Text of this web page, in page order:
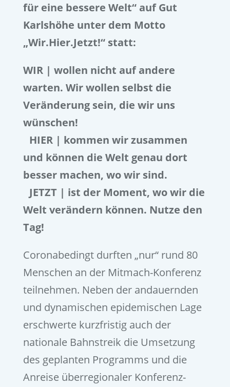
für eine bessere Welt“ auf Gut
Karlshöhe unter dem Motto
„Wir.Hier.Jetzt!“ statt:
WIR | wollen nicht auf andere
warten. Wir wollen selbst die
Veränderung sein, die wir uns
wünschen!
HIER | kommen wir zusammen
und können die Welt genau dort
besser machen, wo wir sind.
JETZT | ist der Moment, wo wir die
Welt verändern können. Nutze den
Tag!
Coronabedingt durften „nur“ rund 80
Menschen an der Mitmach-Konferenz
teilnehmen. Neben der andauernden
und dynamischen epidemischen Lage
erschwerte kurzfristig auch der
nationale Bahnstreik die Umsetzung
des geplanten Programms und die
Anreise überregionaler Konferenz-